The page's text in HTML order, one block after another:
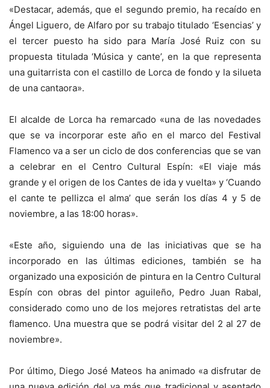
«Destacar, además, que el segundo premio, ha recaído en
Ángel Liguero, de Alfaro por su trabajo titulado ‘Esencias’ y
el tercer puesto ha sido para María José Ruiz con su
propuesta titulada ‘Música y cante’, en la que representa
una guitarrista con el castillo de Lorca de fondo y la silueta
de una cantaora».
El alcalde de Lorca ha remarcado «una de las novedades
que se va incorporar este año en el marco del Festival
Flamenco va a ser un ciclo de dos conferencias que se van
a celebrar en el Centro Cultural Espín: «El viaje más
grande y el origen de los Cantes de ida y vuelta» y ‘Cuando
el cante te pellizca el alma’ que serán los días 4 y 5 de
noviembre, a las 18:00 horas».
«Este año, siguiendo una de las iniciativas que se ha
incorporado en las últimas ediciones, también se ha
organizado una exposición de pintura en la Centro Cultural
Espín con obras del pintor aguileño, Pedro Juan Rabal,
considerado como uno de los mejores retratistas del arte
flamenco. Una muestra que se podrá visitar del 2 al 27 de
noviembre».
Por último, Diego José Mateos ha animado «a disfrutar de